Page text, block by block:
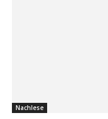
Nachlese